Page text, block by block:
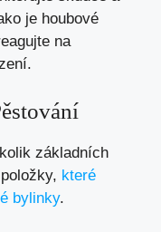
je houbové
na
základních
které
bylinky.